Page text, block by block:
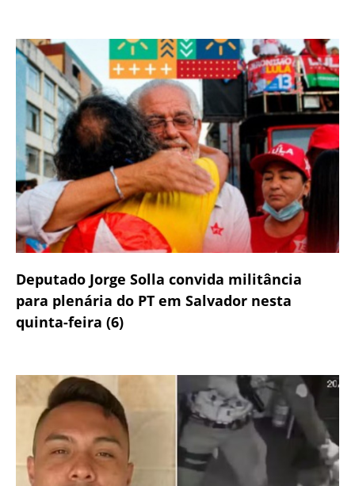
Deputado Jorge Solla convida militância
para plenária do PT em Salvador nesta
quinta-feira (6)